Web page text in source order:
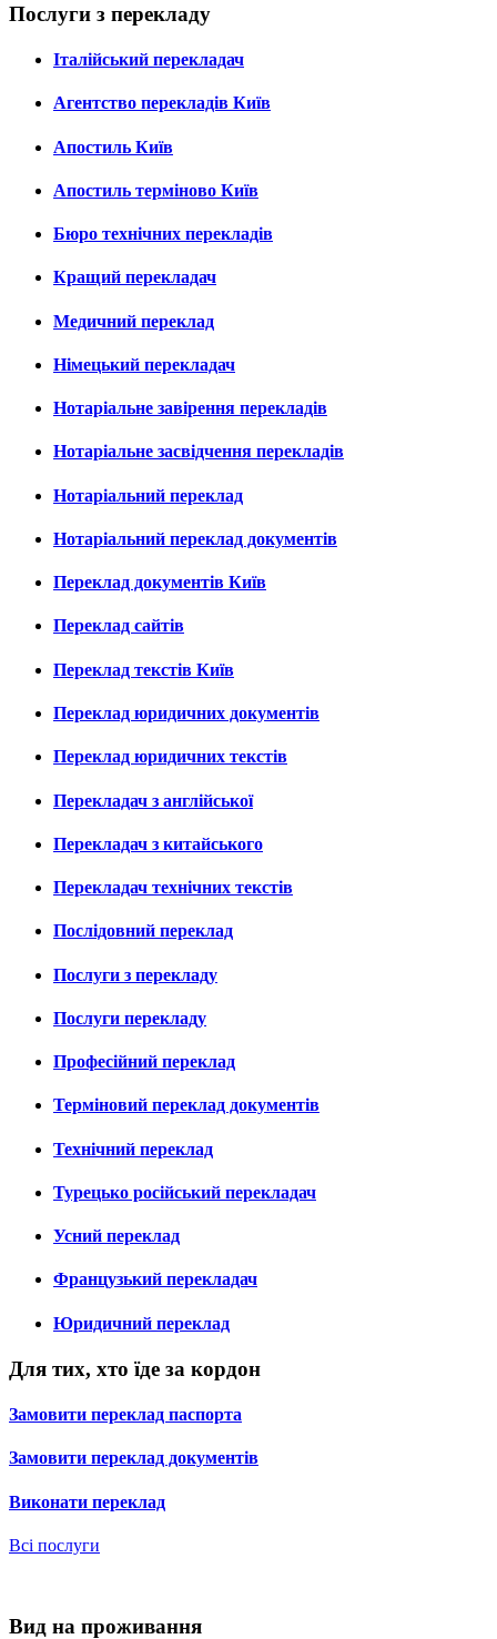
Послуги з перекладу
Італійський перекладач
Агентство перекладів Київ
Апостиль Київ
Апостиль терміново Київ
Бюро технічних перекладів
Кращий перекладач
Медичний переклад
Німецький перекладач
Нотаріальне завірення перекладів
Нотаріальне засвідчення перекладів
Нотаріальний переклад
Нотаріальний переклад документів
Переклад документів Київ
Переклад сайтів
Переклад текстів Київ
Переклад юридичних документів
Переклад юридичних текстів
Перекладач з англійської
Перекладач з китайського
Перекладач технічних текстів
Послідовний переклад
Послуги з перекладу
Послуги перекладу
Професійний переклад
Терміновий переклад документів
Технічний переклад
Турецько російський перекладач
Усний переклад
Французький перекладач
Юридичний переклад
Для тих, хто їде за кордон
Замовити переклад паспорта
Замовити переклад документів
Виконати переклад
Всі послуги
Вид на проживання